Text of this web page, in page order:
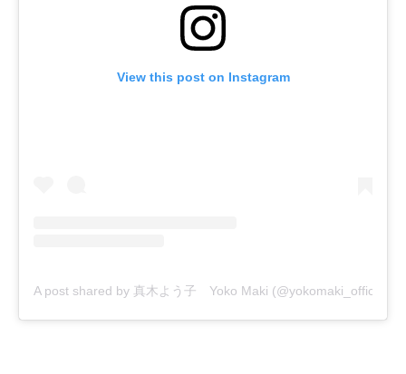
View this post on Instagram
A post shared by 真木よう子 Yoko Maki (@yokomaki_official)